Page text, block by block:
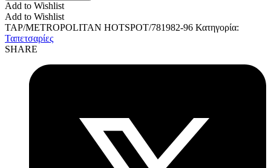
Add to Wishlist
Add to Wishlist
TAP/METROPOLITAN HOTSPOT/781982-96 Κατηγορία:
Ταπετσαρίες
SHARE